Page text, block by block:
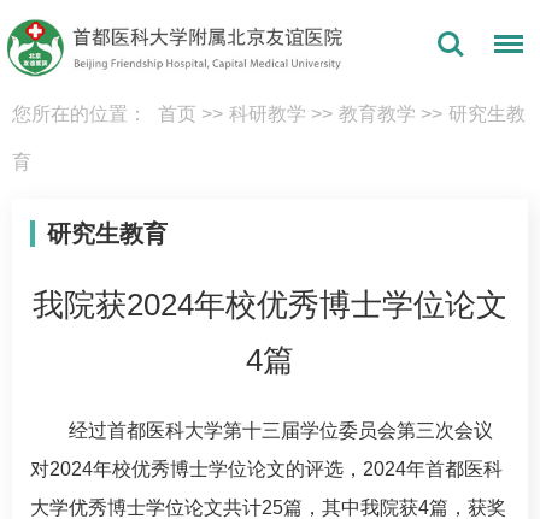
您所在的位置： 首页 >> 科研教学 >> 教育教学 >> 研究生教
育
研究生教育
我院获2024年校优秀博士学位论文
4篇
经过首都医科大学第十三届学位委员会第三次会议
对2024年校优秀博士学位论文的评选，2024年首都医科
大学优秀博士学位论文共计25篇，其中我院获4篇，获奖